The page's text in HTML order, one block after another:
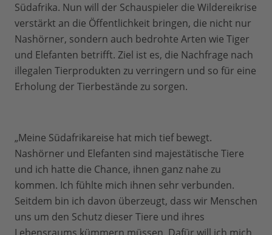
Südafrika. Nun will der Schauspieler die Wildereikrise
verstärkt an die Öffentlichkeit bringen, die nicht nur
Nashörner, sondern auch bedrohte Arten wie Tiger
und Elefanten betrifft. Ziel ist es, die Nachfrage nach
illegalen Tierprodukten zu verringern und so für eine
Erholung der Tierbestände zu sorgen.
„Meine Südafrikareise hat mich tief bewegt.
Nashörner und Elefanten sind majestätische Tiere
und ich hatte die Chance, ihnen ganz nahe zu
kommen. Ich fühlte mich ihnen sehr verbunden.
Seitdem bin ich davon überzeugt, dass wir Menschen
uns um den Schutz dieser Tiere und ihres